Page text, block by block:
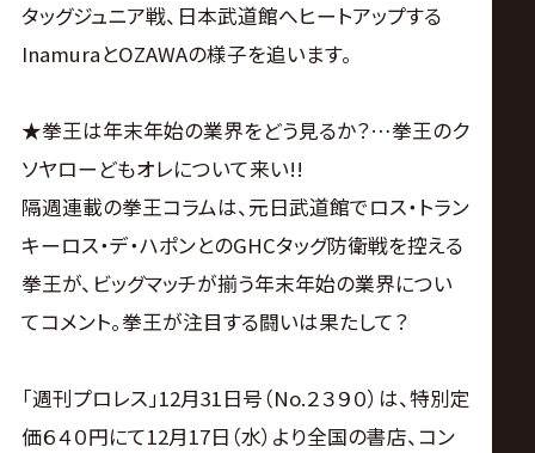
タッグジュニア戦、日本武道館へヒートアップする
InamuraとOZAWAの様子を追います。
★拳王は年末年始の業界をどう見るか？…拳王のク
ソヤローどもオレについて来い!!
隔週連載の拳王コラムは、元日武道館でロス・トラン
キーロス・デ・ハポンとのGHCタッグ防衛戦を控える
拳王が、ビッグマッチが揃う年末年始の業界につい
てコメント。拳王が注目する闘いは果たして？
「週刊プロレス」12月31日号（No.２３９０）は、特別定
価６４０円にて12月17日（水）より全国の書店、コン